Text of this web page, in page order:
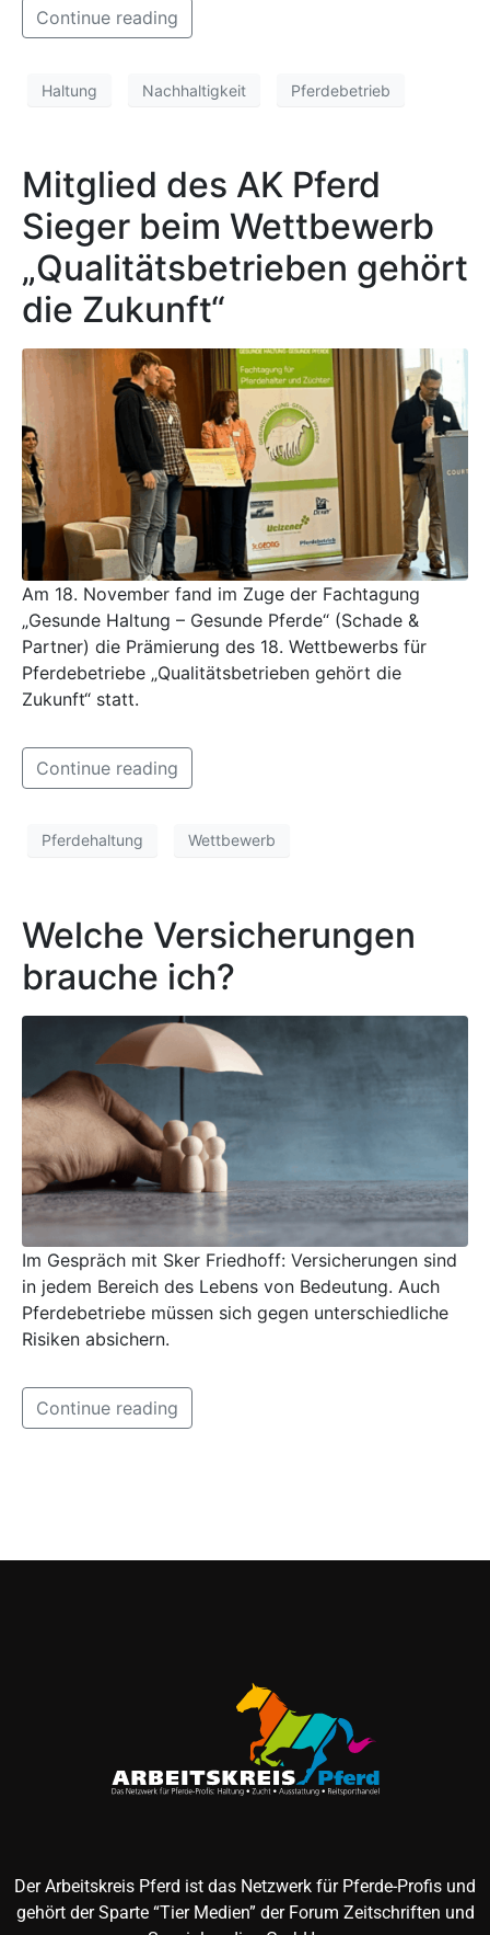
Continue reading
Haltung Nachhaltigkeit Pferdebetrieb
Mitglied des AK Pferd
Sieger beim Wettbewerb
„Qualitätsbetrieben gehört
die Zukunft“
Am 18. November fand im Zuge der Fachtagung
„Gesunde Haltung – Gesunde Pferde“ (Schade &
Partner) die Prämierung des 18. Wettbewerbs für
Pferdebetriebe „Qualitätsbetrieben gehört die
Zukunft“ statt.
Continue reading
Pferdehaltung Wettbewerb
Welche Versicherungen
brauche ich?
Im Gespräch mit Sker Friedhoff: Versicherungen sind
in jedem Bereich des Lebens von Bedeutung. Auch
Pferdebetriebe müssen sich gegen unterschiedliche
Risiken absichern.
Continue reading
Der Arbeitskreis Pferd ist das Netzwerk für Pferde-Profis und
gehört der Sparte “Tier Medien” der Forum Zeitschriften und